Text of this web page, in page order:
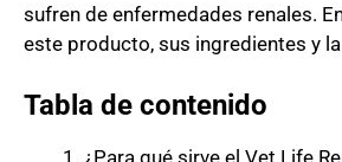
sufren de enfermedades renales.
este producto, sus ingredientes y
Tabla de contenido